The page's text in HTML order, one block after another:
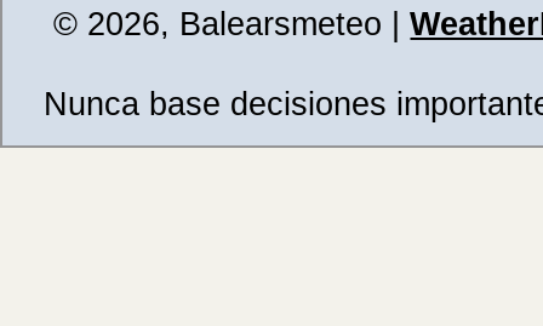
© 2026, Balearsmeteo |
Nunca base decisiones